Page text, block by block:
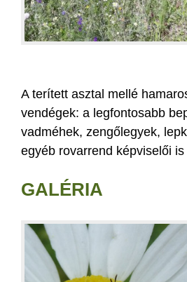
A terített asztal mellé
vendégek: a legfontosabb
vadméhek, zengőlegyek,
egyéb rovarrend képviselői
GALÉRIA